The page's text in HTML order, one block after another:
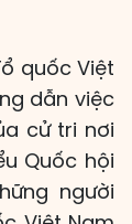
quốc Việt
dẫn việc
cử tri nơi
Quốc hội
người